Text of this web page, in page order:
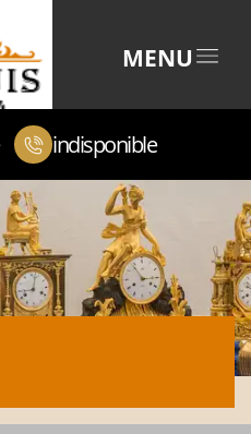
MENU
indisponible